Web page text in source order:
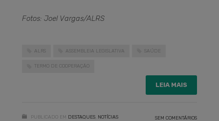
Fotos: Joel Vargas/ALRS
ALRS ASSEMBLEIA LEGISLATIVA SAÚDE
TERMO DE COOPERAÇÃO
LEIA MAIS
PUBLICADO EM DESTAQUES NOTÍCIAS SEM COMENTÁRIOS